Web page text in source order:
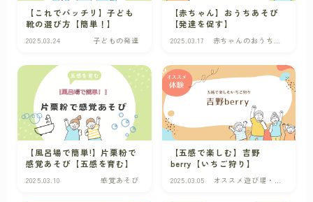
【これでバッチリ】子ども
靴の選び方【簡単！】
2025.03.24 子どもの発達
【赤ちゃん】おうちあそび
【発達を促す】
2025.03.17
赤ちゃんのおうちあ
【風呂場で簡単!】片栗粉で
感覚あそび【五感を育む】
2025.03.10 感覚あそび
【五感で楽しむ】吉野
berry【いちご狩り】
2025.03.05
オススメ遊び場・カ